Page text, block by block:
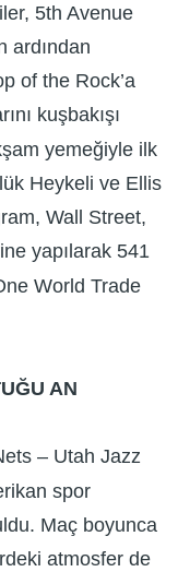
5th Avenue
ardından
of the Rock’a
kuşbakışı
yemeğiyle ilk
Heykeli ve Ellis
Wall Street,
yapılarak 541
World Trade
AN
– Utah Jazz
spor
Maç boyunca
atmosfer de